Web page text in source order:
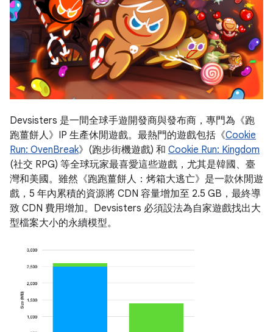
Devsisters 是一間全球手遊開發商與發布商，專門為《跑
跑薑餅人》IP 生產休閒遊戲。最熱門的遊戲包括《Cookie
Run: OvenBreak》(跑步街機遊戲) 和 Cookie Run: Kingdom
(社交 RPG) 等全球玩家最喜愛這些遊戲，尤其是韓國、臺
灣和美國。雖然《跑跑薑餅人：烤箱大逃亡》是一款休閒遊
戲，5 年內累積的資源將 CDN 容量增加至 2.5 GB，最終導
致 CDN 費用增加。Devsisters 必須設法為自家遊戲找出大
型檔案大小的永續模型。